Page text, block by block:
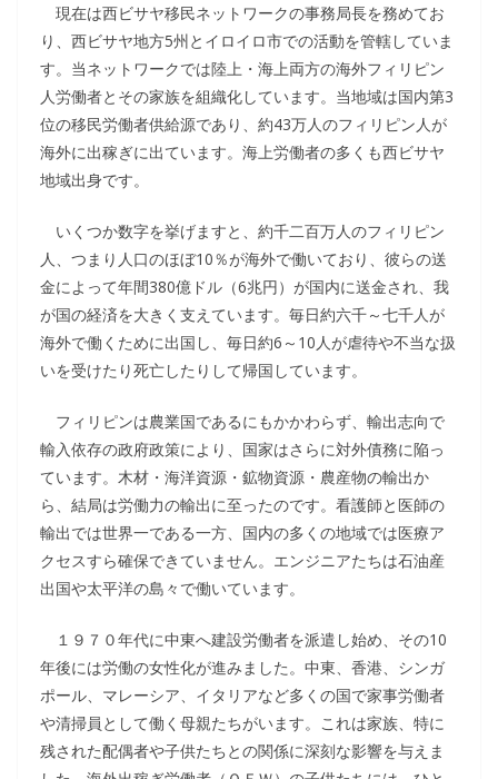
現在は西ビサヤ移民ネットワークの事務局長を務めてお
り、西ビサヤ地方5州とイロイロ市での活動を管轄していま
す。当ネットワークでは陸上・海上両方の海外フィリピン
人労働者とその家族を組織化しています。当地域は国内第3
位の移民労働者供給源であり、約43万人のフィリピン人が
海外に出稼ぎに出ています。海上労働者の多くも西ビサヤ
地域出身です。
いくつか数字を挙げますと、約千二百万人のフィリピン
人、つまり人口のほぼ10％が海外で働いており、彼らの送
金によって年間380億ドル（6兆円）が国内に送金され、我
が国の経済を大きく支えています。毎日約六千～七千人が
海外で働くために出国し、毎日約6～10人が虐待や不当な扱
いを受けたり死亡したりして帰国しています。
フィリピンは農業国であるにもかかわらず、輸出志向で
輸入依存の政府政策により、国家はさらに対外債務に陥っ
ています。木材・海洋資源・鉱物資源・農産物の輸出か
ら、結局は労働力の輸出に至ったのです。看護師と医師の
輸出では世界一である一方、国内の多くの地域では医療ア
クセスすら確保できていません。エンジニアたちは石油産
出国や太平洋の島々で働いています。
１９７０年代に中東へ建設労働者を派遣し始め、その10
年後には労働の女性化が進みました。中東、香港、シンガ
ポール、マレーシア、イタリアなど多くの国で家事労働者
や清掃員として働く母親たちがいます。これは家族、特に
残された配偶者や子供たちとの関係に深刻な影響を与えま